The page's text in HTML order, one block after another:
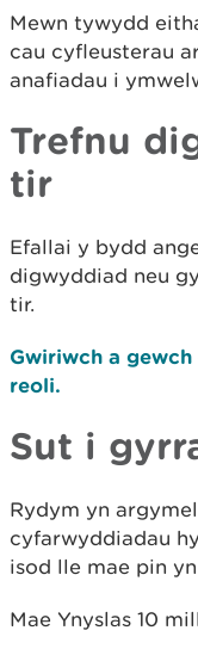
Mewn tywydd
cau cyfleusterau
anafiadau i
Trefnu
tir
Efallai y bydd
digwyddiad neu
tir.
Gwiriwch a
reoli.
Sut i
Rydym yn
cyfarwyddiadau
isod lle mae pin
Mae Ynyslas 10